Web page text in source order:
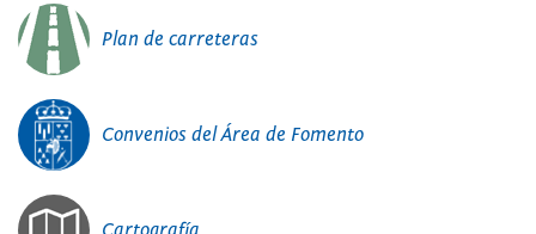
Plan de carreteras
Convenios del Área de Fomento